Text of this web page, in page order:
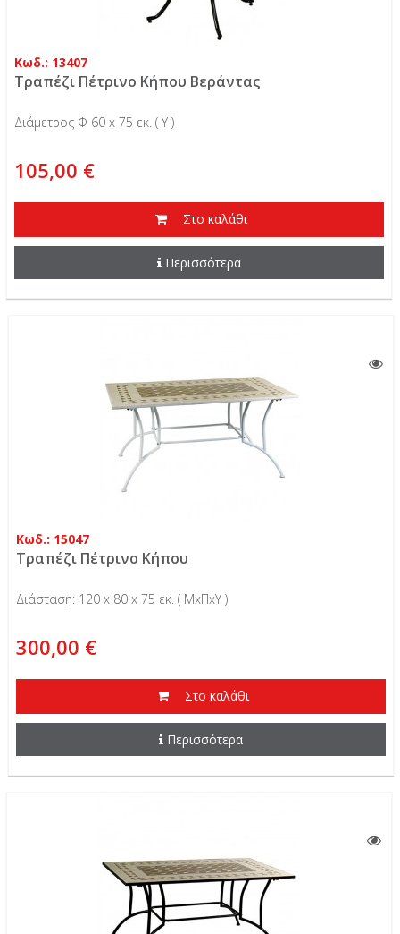
Κωδ.: 13407
Τραπέζι Πέτρινο Κήπου Βεράντας
Διάμετρος Φ 60 x 75 εκ. ( Υ )
105,00 €
Στο καλάθι
Περισσότερα
Κωδ.: 15047
Τραπέζι Πέτρινο Κήπου
Διάσταση: 120 x 80 x 75 εκ. ( ΜxΠxΥ )
300,00 €
Στο καλάθι
Περισσότερα